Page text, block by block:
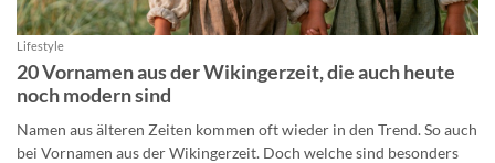
Lifestyle
20 Vornamen aus der Wikingerzeit, die auch heute
noch modern sind
Namen aus älteren Zeiten kommen oft wieder in den Trend. So auch
bei Vornamen aus der Wikingerzeit. Doch welche sind besonders